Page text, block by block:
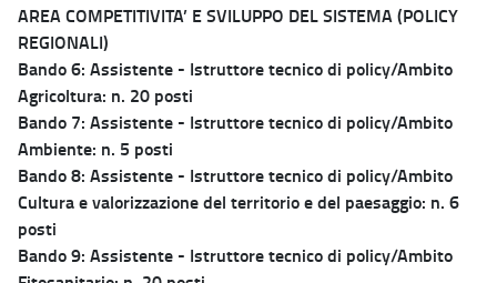
AREA COMPETITIVITA’ E SVILUPPO DEL SISTEMA (POLICY
REGIONALI)
Bando 6: Assistente - Istruttore tecnico di policy/Ambito
Agricoltura: n. 20 posti
Bando 7: Assistente - Istruttore tecnico di policy/Ambito
Ambiente: n. 5 posti
Bando 8: Assistente - Istruttore tecnico di policy/Ambito
Cultura e valorizzazione del territorio e del paesaggio: n. 6
posti
Bando 9: Assistente - Istruttore tecnico di policy/Ambito